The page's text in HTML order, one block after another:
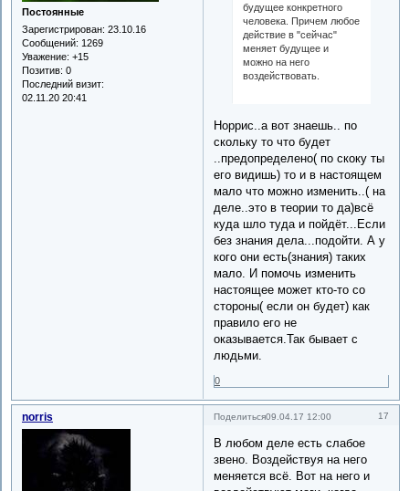
Постоянные
Зарегистрирован: 23.10.16
Сообщений: 1269
Уважение: +15
Позитив: 0
Последний визит:
02.11.20 20:41
будущее конкретного
человека. Причем любое
действие в "сейчас"
меняет будущее и
можно на него
воздействовать.
Норрис..а вот знаешь.. по
скольку то что будет
..предопределено( по скоку ты
его видишь) то и в настоящем
мало что можно изменить..( на
деле..это в теории то да)всё
куда шло туда и пойдёт...Если
без знания дела...подойти. А у
кого они есть(знания) таких
мало. И помочь изменить
настоящее может кто-то со
стороны( если он будет) как
правило его не
оказывается.Так бывает с
людьми.
0
Поделиться 17
09.04.17 12:00
norris
В любом деле есть слабое
звено. Воздействуя на него
меняется всё. Вот на него и